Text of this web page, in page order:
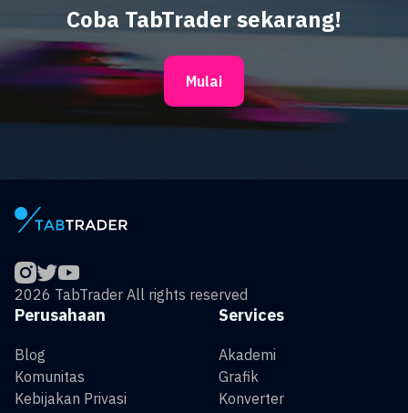
Coba TabTrader sekarang!
Mulai
2026 TabTrader All rights reserved
Services
Akademi
Grafik
Konverter
Perusahaan
Blog
Komunitas
Kebijakan Privasi